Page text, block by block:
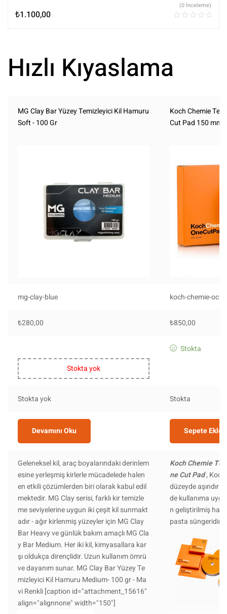
₺1.100,00
(0 İnceleme)
Hızlı Kıyaslama
MG Clay Bar Yüzey Temizleyici Kil Hamuru
Soft - 100 Gr
Koch Chemie Tek
Cut Pad 150 mm
mg-clay-blue koch-chemie-
₺280,00 ₺850,00
Stokta yok
Stokta
Stokta yok Stokta
Devamını Oku Sepete Ekle
Geleneksel kil, araç boyalarındaki derinlem
esine yerleşmiş kirlerle mücadelede halen
en etkili çözümlerden biri olarak kabul edil
mektedir. MG Clay serisi, farklı kir temizle
me seviyelerine uygun iki çeşit kil sunmakt
adır - ağır kirlenmiş yüzeyler için MG Clay
Bar Heavy ve günlük bakım amaçlı MG Cla
y Bar Medium. Her iki kil, kimyasallara kar
şı oldukça dirençlidir. Uzun kullanım ömrü
ve dayanım sunar. MG Clay Bar Yüzey Te
mizleyici Kil Hamuru Medium- 100 gr - Ma
vi Renkli [caption id="attachment_15616"
align="alignnone" width="150"]
Koch Chemie
ne Cut Pad, Koch
düzeyde
de kullanıma
n geliştirilmiş
pasta süngeridir.